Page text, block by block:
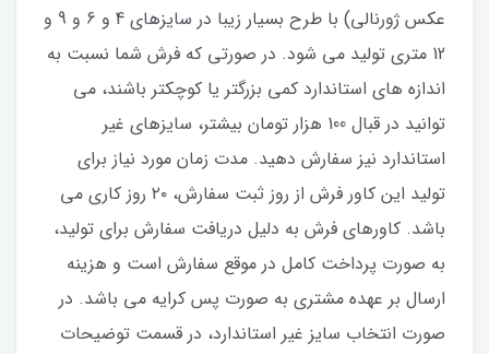
عکس ژورنالی) با طرح بسیار زیبا در سایزهای 4 و 6 و 9 و
12 متری تولید می شود. در صورتی که فرش شما نسبت به
اندازه های استاندارد کمی بزرگتر یا کوچکتر باشند، می
توانید در قبال 100 هزار تومان بیشتر، سایزهای غیر
استاندارد نیز سفارش دهید. مدت زمان مورد نیاز برای
تولید این کاور فرش از روز ثبت سفارش، ۲۰ روز کاری می
باشد. کاورهای فرش به دلیل دریافت سفارش برای تولید،
به صورت پرداخت کامل در موقع سفارش است و هزینه
ارسال بر عهده مشتری به صورت پس کرایه می باشد. در
صورت انتخاب سایز غیر استاندارد، در قسمت توضیحات